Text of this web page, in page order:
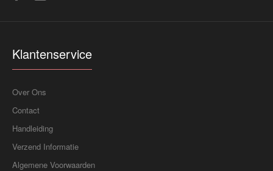
Klantenservice
Over Ons
Contact
Handleiding
Verzend Informatie
Algemene Voorwaarden